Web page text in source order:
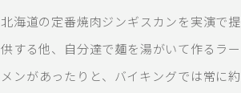
北海道の定番焼肉ジンギスカンを実演で提
供する他、自分達で麺を湯がいて作るラー
メンがあったりと、バイキングでは常に約